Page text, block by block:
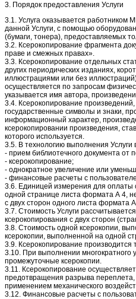
3. Порядок предоставления Услуги
3.1. Услуга оказывается
данной Услуги, с помощью
(бумаги, тонера), предоставляемых
3.2. Ксерокопирование фрагмента
праве и смежных правах».
3.3. Ксерокопирование отдельных
других периодических изданиях,
иллюстрациями или без
осуществляется по запросам
указывается имя автора,
3.4. Ксерокопирование
государственные символы и знаки,
информационный характер,
ксерокопировании произведения,
которого используется.
3.5. В технологию выполнения Услуги
- прием библиотечного документа от
- ксерокопирование;
- однократное увеличение или
- финансовые расчеты с
3.6. Единицей измерения для оплаты
одной странице листа формата А 4,
с двух сторон одного листа формата
3.7. Стоимость Услуги
ксерокопирования с двух сторон
3.8. Стоимость одной ксерокопии,
ксерокопии, выполненной на одной
3.9. Ксерокопирование
3.10. При выполнении многократного
промежуточные ксерокопии.
3.11. Ксерокопирование
предотвращения разрыва переплета,
применением механического
3.12. Финансовые расчеты с